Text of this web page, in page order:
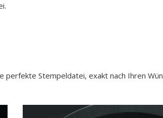
perfekte Stempeldatei, exakt nach Ihren